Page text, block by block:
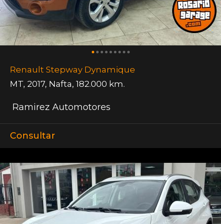
Renault Stepway Dynamique
MT, 2017, Nafta, 182.000 km.
Ramirez Automotores
Consultar